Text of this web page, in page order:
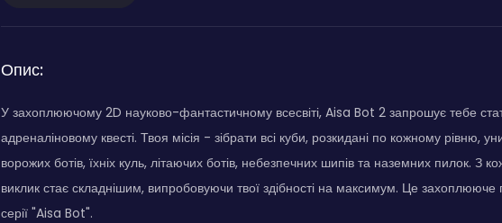
Опис:
У захоплюючому 2D науково-фантастичному всесвіті, Aisa Bot 2 запрошує тебе
адреналіновому квесті. Твоя місія - зібрати всі куби, розкидані по кожному рівню,
ворожих ботів, їхніх куль, літаючих ботів, небезпечних шипів та наземних пилок. З
виклик стає складнішим, випробовуючи твої здібності на максимум. Це
серії "Aisa Bot".